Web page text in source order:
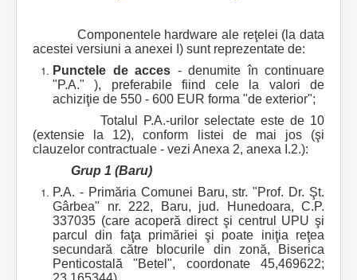
Componentele hardware ale reţelei (la data
acestei versiuni a anexei I) sunt reprezentate de:
Punctele de acces - denumite în continuare
"P.A." ), preferabile fiind cele la valori de
achiziţie de 550 - 600 EUR forma "de exterior";
Totalul P.A.-urilor selectate este de 10
(extensie la 12), conform listei de mai jos (şi
clauzelor contractuale - vezi Anexa 2, anexa I.2.):
Grup 1 (Baru)
P.A. - Primăria Comunei Baru, str. "Prof. Dr. Şt.
Gârbea" nr. 222, Baru, jud. Hunedoara, C.P.
337035 (care acoperă direct şi centrul UPU şi
parcul din faţa primăriei şi poate iniţia reţea
secundară către blocurile din zonă, Biserica
Penticostală "Betel", coordonate 45,469622;